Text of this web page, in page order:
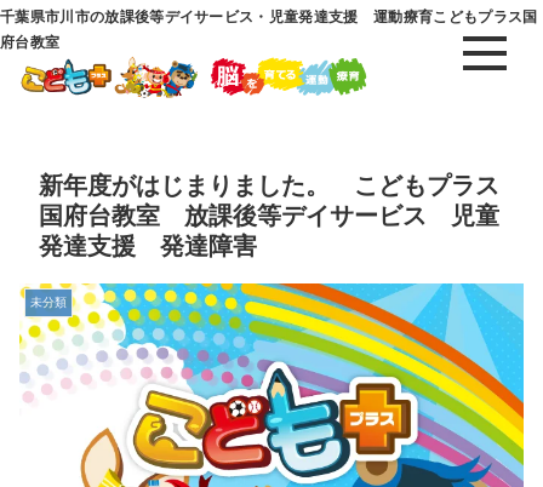
千葉県市川市の放課後等デイサービス・児童発達支援 運動療育こどもプラス国
府台教室
新年度がはじまりました。 こどもプラス
国府台教室 放課後等デイサービス 児童
発達支援 発達障害
未分類